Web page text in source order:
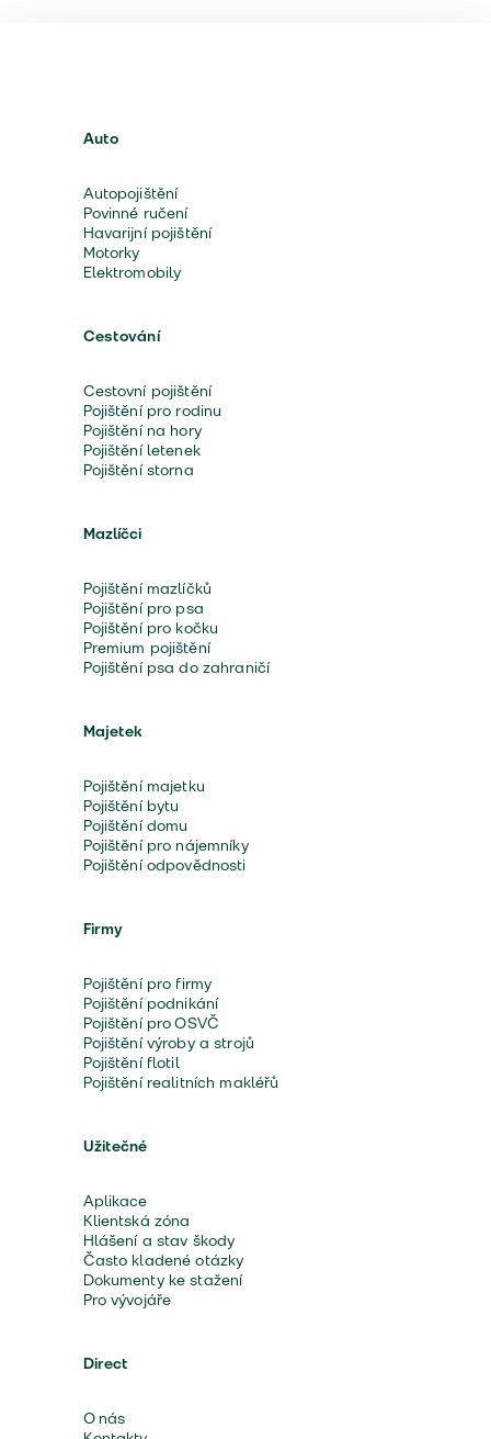
Auto
Autopojištění
Povinné ručení
Havarijní pojištění
Motorky
Elektromobily
Cestování
Cestovní pojištění
Pojištění pro rodinu
Pojištění na hory
Pojištění letenek
Pojištění storna
Mazlíčci
Pojištění mazlíčků
Pojištění pro psa
Pojištění pro kočku
Premium pojištění
Pojištění psa do zahraničí
Majetek
Pojištění majetku
Pojištění bytu
Pojištění domu
Pojištění pro nájemníky
Pojištění odpovědnosti
Firmy
Pojištění pro firmy
Pojištění podnikání
Pojištění pro OSVČ
Pojištění výroby a strojů
Pojištění flotil
Pojištění realitních makléřů
Užitečné
Aplikace
Klientská zóna
Hlášení a stav škody
Často kladené otázky
Dokumenty ke stažení
Pro vývojáře
Direct
O nás